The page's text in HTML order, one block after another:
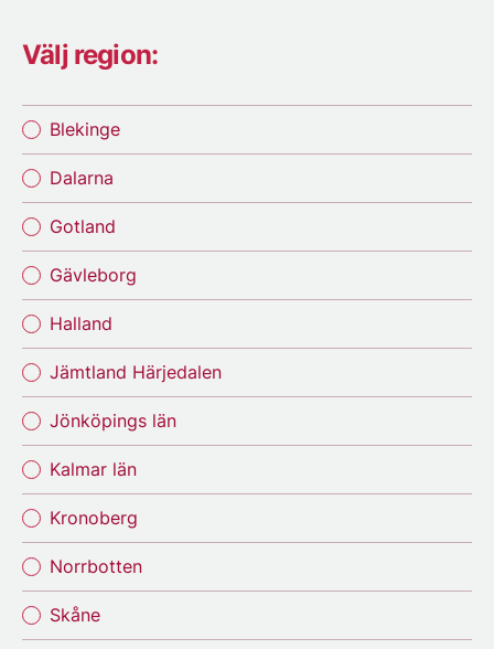
Välj region:
Blekinge
Dalarna
Gotland
Gävleborg
Halland
Jämtland Härjedalen
Jönköpings län
Kalmar län
Kronoberg
Norrbotten
Skåne